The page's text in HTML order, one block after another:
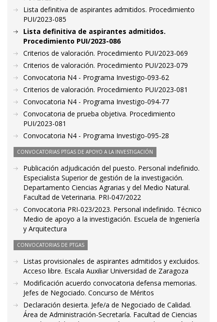
Lista definitiva de aspirantes admitidos. Procedimiento
PUI/2023-085
Lista definitiva de aspirantes admitidos.
Procedimiento PUI/2023-086
Criterios de valoración. Procedimiento PUI/2023-069
Criterios de valoración. Procedimiento PUI/2023-079
Convocatoria N4 - Programa Investigo-093-62
Criterios de valoración. Procedimiento PUI/2023-081
Convocatoria N4 - Programa Investigo-094-77
Convocatoria de prueba objetiva. Procedimiento
PUI/2023-081
Convocatoria N4 - Programa Investigo-095-28
CONVOCATORIAS PTGAS DE APOYO A LA INVESTIGACIÓN
Publicación adjudicación del puesto. Personal indefinido.
Especialista Superior de gestión de la investigación.
Departamento Ciencias Agrarias y del Medio Natural.
Facultad de Veterinaria. PRI-047/2022
Convocatoria PRI-023/2023. Personal indefinido. Técnico
Medio de apoyo a la investigación. Escuela de Ingeniería
y Arquitectura
CONVOCATORIAS DE PTGAS
Listas provisionales de aspirantes admitidos y excluidos.
Acceso libre. Escala Auxiliar Universidad de Zaragoza
Modificación acuerdo convocatoria defensa memorias.
Jefes de Negociado. Concurso de Méritos
Declaración desierta. Jefe/a de Negociado de Calidad.
Área de Administración-Secretaría. Facultad de Ciencias